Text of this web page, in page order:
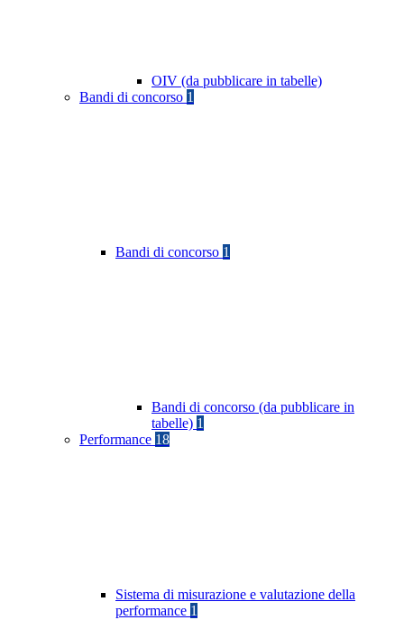
OIV (da pubblicare in tabelle)
Bandi di concorso 1
Bandi di concorso 1
Bandi di concorso (da pubblicare in
tabelle) 1
Performance 18
Sistema di misurazione e valutazione della
performance 1